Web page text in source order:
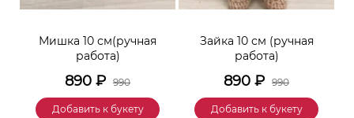
Мишка 10 см(ручная
работа)
890 ₽ 990
Добавить к букету
Зайка 10 см (ручная
работа)
890 ₽ 990
Добавить к букету